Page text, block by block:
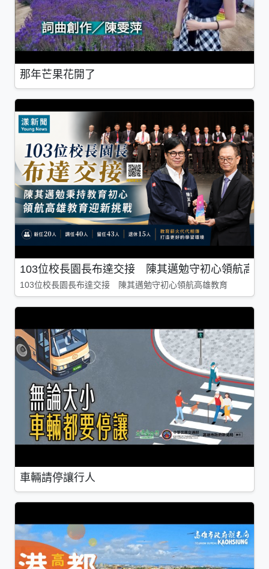
那年芒果花開了
103位校長園長布達交接 陳其邁勉守初心領航高雄
103位校長園長布達交接 陳其邁勉守初心領航高雄教育
車輛請停讓行人